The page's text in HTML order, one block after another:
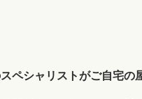
ペシャリストがご自宅の